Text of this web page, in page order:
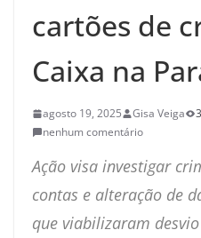
cartões de
Caixa na
agosto 19, 2025 Gisa Veiga
nenhum comentário
Ação visa investigar
contas e alteração de
que viabilizaram